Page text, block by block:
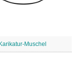
Karikatur-Muschel